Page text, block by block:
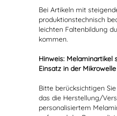
Bei Artikeln mit
produktionstechnisch
leichten Faltenbildung
kommen.
Hinweis: Melaminartikel
Einsatz in der
Bitte berücksichtigen
das die Herstellung/
personalisiertem